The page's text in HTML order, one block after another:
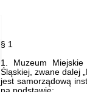
§ 1
1. Muzeum
Śląskiej, zwane dalej
jest samorządową